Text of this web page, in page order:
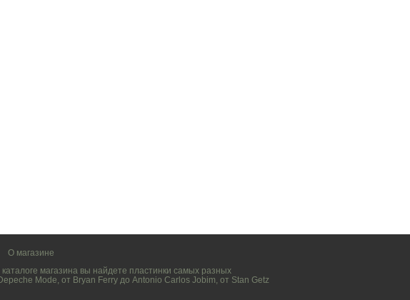
О магазине
магазина вы найдете пластинки самых разных
Mode, от Bryan Ferry до Antonio Carlos Jobim, от Stan Getz